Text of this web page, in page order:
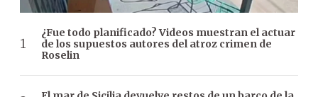
¿Fue todo planificado? Videos muestran el actuar
de los supuestos autores del atroz crimen de
Roselin